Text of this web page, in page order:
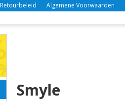
Retourbeleid Algemene Voorwaarden
Smyle